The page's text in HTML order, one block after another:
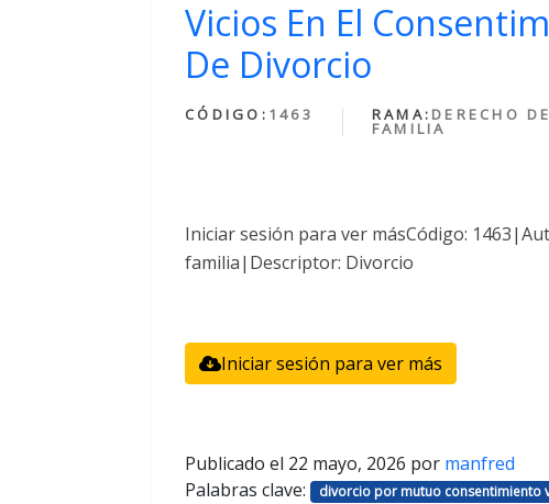
Vicios En El
De Divorcio
CÓDIGO: 1463 RAMA: DERECHO DE
FAMILIA
Iniciar sesión para ver másCódigo:
familia|Descriptor: Divorcio
Iniciar sesión para ver más
Publicado el 22 mayo, 2026 por manfred
Palabras clave:
divorcio por mutuo consentimiento